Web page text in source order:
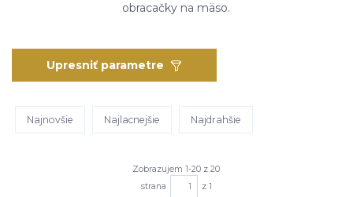
obracačky na mäso.
Upresniť parametre
Najnovšie Najlacnejšie Najdrahšie
Zobrazujem 1-20 z 20
strana
z 1